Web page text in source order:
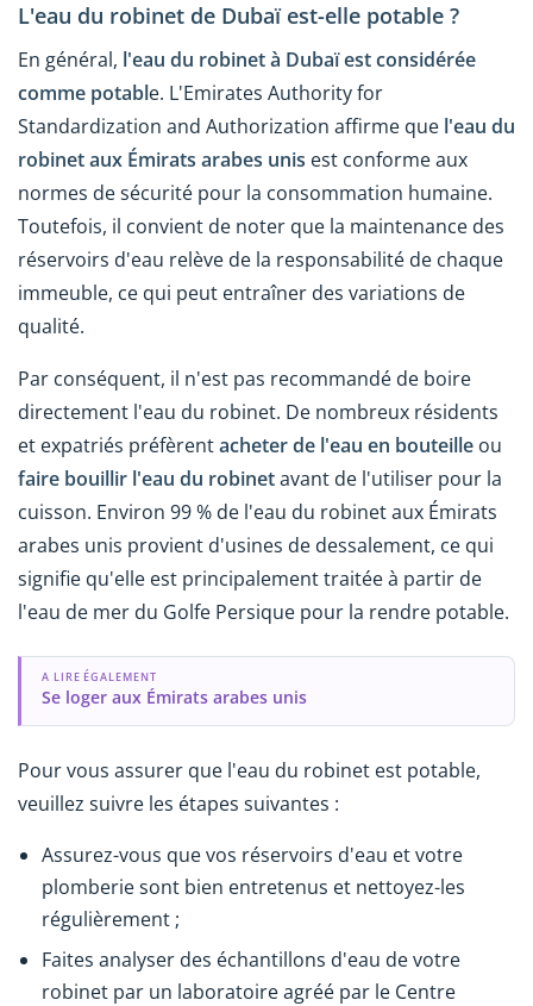
L'eau du robinet de Dubaï est-elle potable ?
En général, l'eau du robinet à Dubaï est considérée
comme potable. L'Emirates Authority for
Standardization and Authorization affirme que l'eau du
robinet aux Émirats arabes unis est conforme aux
normes de sécurité pour la consommation humaine.
Toutefois, il convient de noter que la maintenance des
réservoirs d'eau relève de la responsabilité de chaque
immeuble, ce qui peut entraîner des variations de
qualité.
Par conséquent, il n'est pas recommandé de boire
directement l'eau du robinet. De nombreux résidents
et expatriés préfèrentacheter de l'eau en bouteille ou
faire bouillir l'eau du robinetavant de l'utiliser pour la
cuisson. Environ 99 % de l'eau du robinet aux Émirats
arabes unis provient d'usines de dessalement, ce qui
signifie qu'elle est principalement traitée à partir de
l'eau de mer du Golfe Persique pour la rendre potable.
A LIRE ÉGALEMENT
Se loger aux Émirats arabes unis
Pour vous assurer que l'eau du robinet est potable,
veuillez suivre les étapes suivantes :
Assurez-vous que vos réservoirs d'eau et votre
plomberie sont bien entretenus et nettoyez-les
régulièrement ;
Faites analyser des échantillons d'eau de votre
robinet par un laboratoire agréé par le Centre